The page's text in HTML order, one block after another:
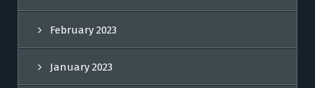
February 2023
January 2023